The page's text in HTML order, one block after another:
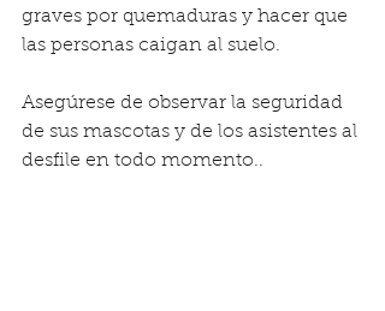
graves por quemaduras y hacer que
las personas caigan al suelo.
Asegúrese de observar la seguridad
de sus mascotas y de los asistentes al
desfile en todo momento..